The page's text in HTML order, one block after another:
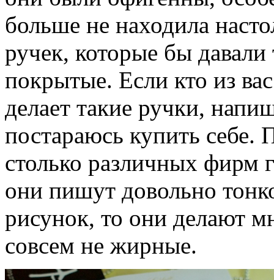
больше не находила
ручек, которые бы давали
покрытые. Если кто из
делает такие ручки,
постараюсь купить себе.
столько различных фирм
они пишут довольно
рисунок, то они делают
совсем не жирные.